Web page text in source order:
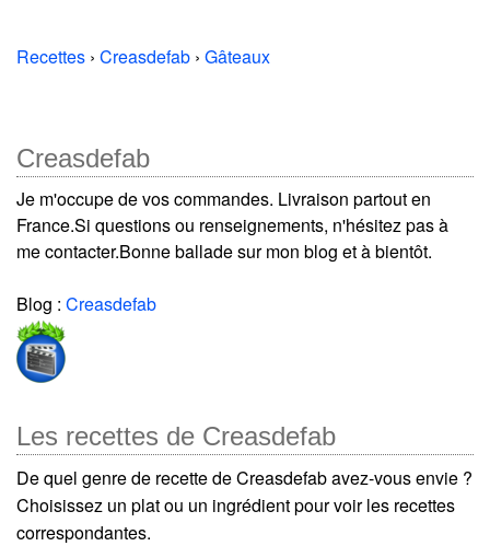
Recettes › Creasdefab › Gâteaux
Creasdefab
Je m'occupe de vos commandes. Livraison partout en
France.Si questions ou renseignements, n'hésitez pas à
me contacter.Bonne ballade sur mon blog et à bientôt.
Blog : Creasdefab
Les recettes de Creasdefab
De quel genre de recette de Creasdefab avez-vous envie ?
Choisissez un plat ou un ingrédient pour voir les recettes
correspondantes.